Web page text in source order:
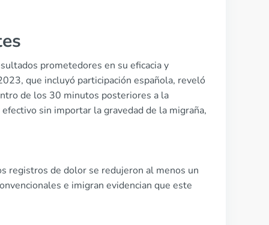
prometedores en su eficacia y
que incluyó participación española, reveló
de los 30 minutos posteriores a la
sin importar la gravedad de la migraña,
registros de dolor se redujeron al menos un
e imigran evidencian que este